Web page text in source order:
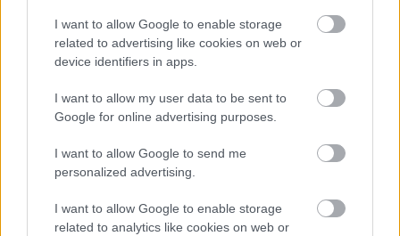
I want to allow Google to enable storage
related to advertising like cookies on web or
device identifiers in apps.
I want to allow my user data to be sent to
Google for online advertising purposes.
I want to allow Google to send me
personalized advertising.
I want to allow Google to enable storage
related to analytics like cookies on web or
Stofi82
Kálmán Olga szerintem profin kezele a helyzete.
Mogács Dániel próbálkozik, de szerintem gyenge.
15 éve